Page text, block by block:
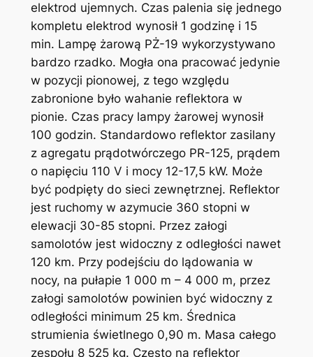
elektrod ujemnych. Czas palenia się jednego
kompletu elektrod wynosił 1 godzinę i 15
min. Lampę żarową PŻ-19 wykorzystywano
bardzo rzadko. Mogła ona pracować jedynie
w pozycji pionowej, z tego względu
zabronione było wahanie reflektora w
pionie. Czas pracy lampy żarowej wynosił
100 godzin. Standardowo reflektor zasilany
z agregatu prądotwórczego PR-125, prądem
o napięciu 110 V i mocy 12-17,5 kW. Może
być podpięty do sieci zewnętrznej. Reflektor
jest ruchomy w azymucie 360 stopni w
elewacji 30-85 stopni. Przez załogi
samolotów jest widoczny z odległości nawet
120 km. Przy podejściu do lądowania w
nocy, na pułapie 1 000 m – 4 000 m, przez
załogi samolotów powinien być widoczny z
odległości minimum 25 km. Średnica
strumienia świetlnego 0,90 m. Masa całego
zespołu 8 525 kg. Często na reflektor